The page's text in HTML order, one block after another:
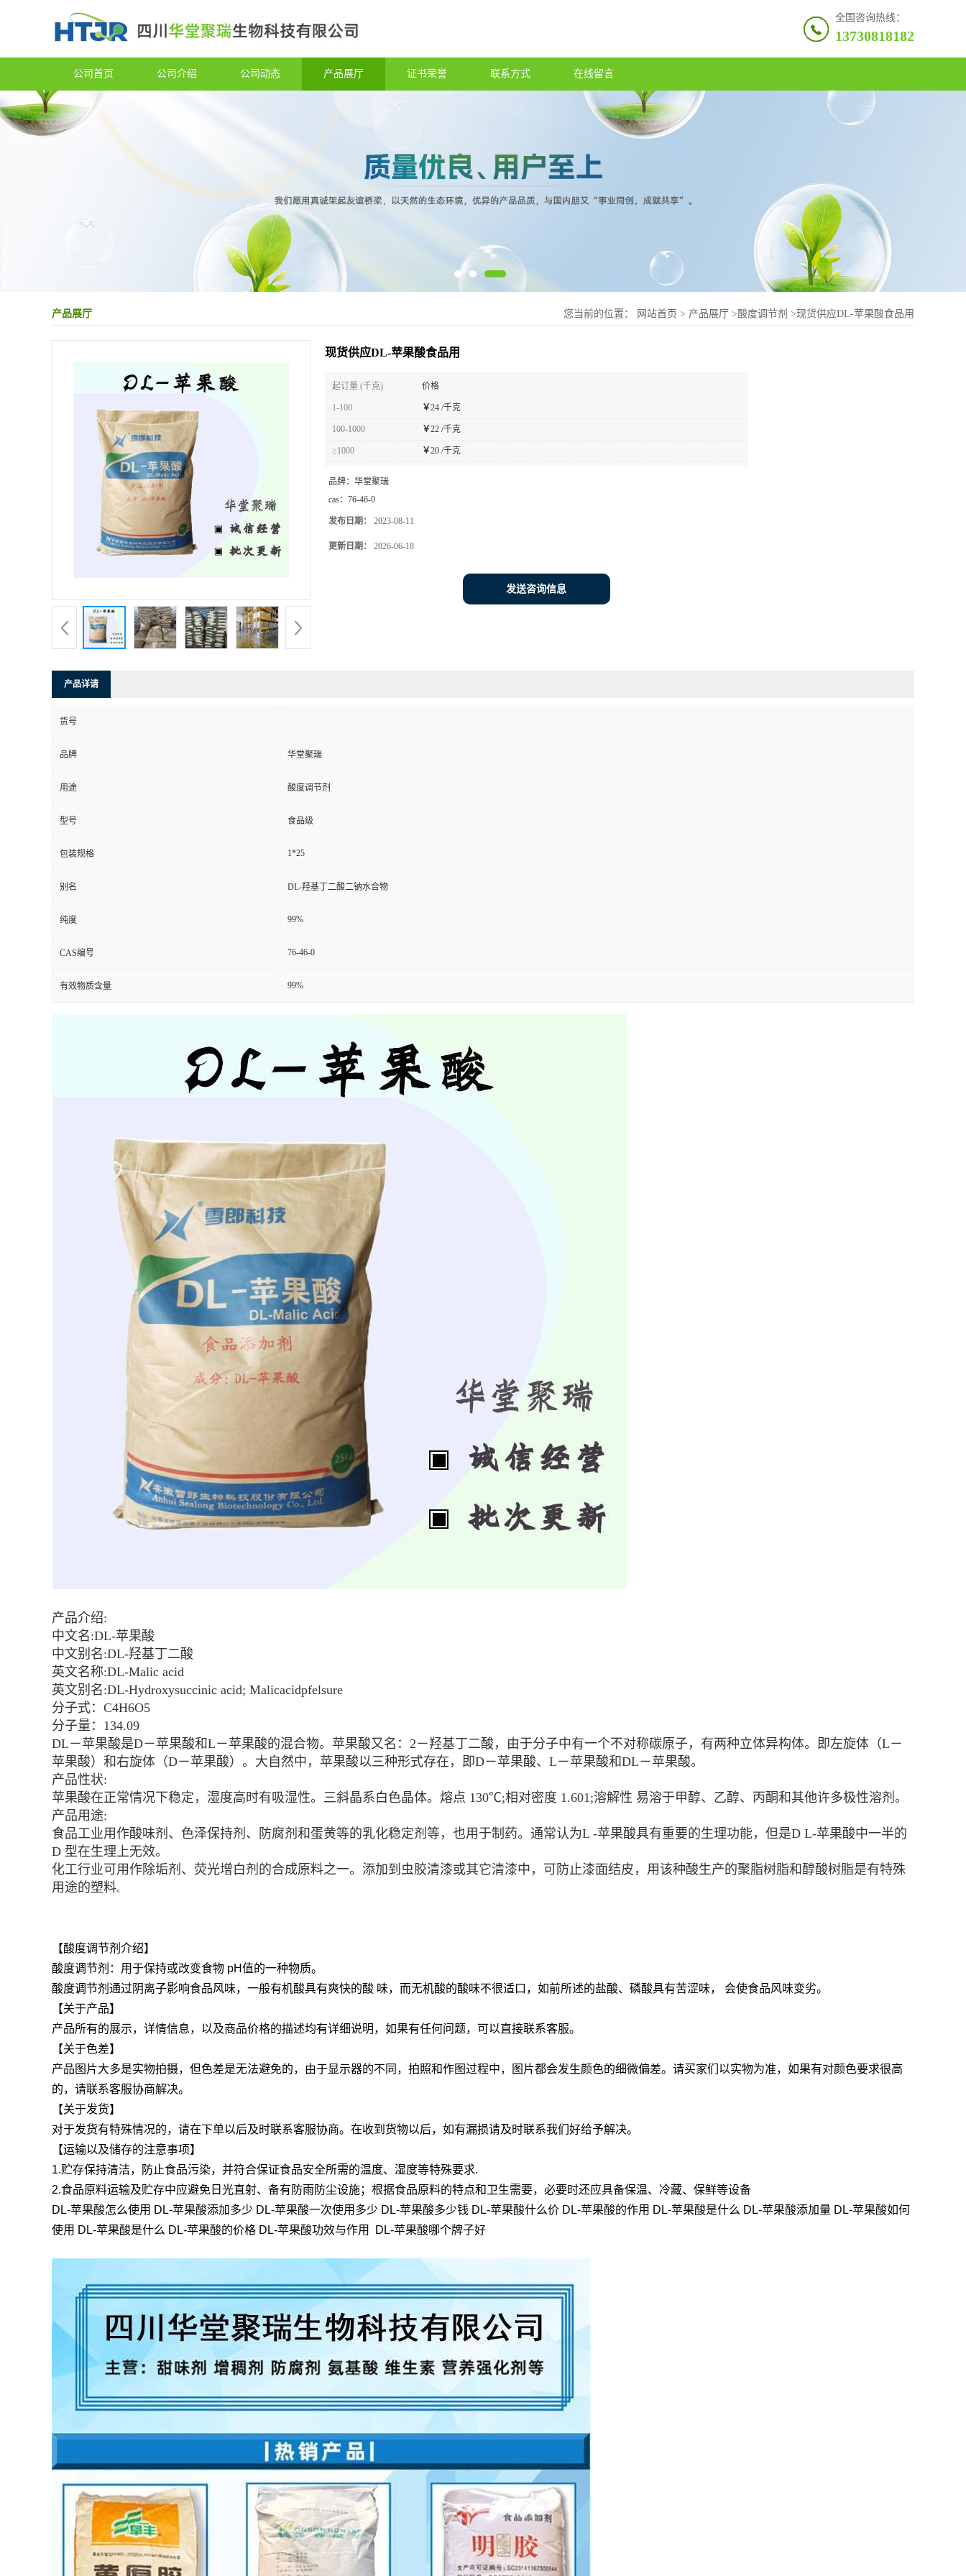
全国咨询热线：
13730818182
公司首页 公司介绍 公司动态 产品展厅 证书荣誉 联系方式 在线留言
产品展厅 您当前的位置： 网站首页 > 产品展厅 >酸度调节剂 >现货供应DL-苹果酸食品用
现货供应DL-苹果酸食品用
起订量 (千克) 价格
1-100 ￥24 /千克
100-1000 ￥22 /千克
≥1000 ￥20 /千克
品牌： 华堂聚瑞
cas： 76-46-0
发布日期： 2023-08-11
更新日期： 2026-06-18
发送咨询信息
产品详请
货号
品牌 华堂聚瑞
用途 酸度调节剂
型号 食品级
包装规格 1*25
别名 DL-羟基丁二酸二钠水合物
纯度 99%
CAS编号 76-46-0
有效物质含量 99%
产品介绍:
中文名:DL-苹果酸
中文别名:DL-羟基丁二酸
英文名称:DL-Malic acid
英文别名:DL-Hydroxysuccinic acid; Malicacidpfelsure
分子式：C4H6O5
分子量：134.09
DL－苹果酸是D－苹果酸和L－苹果酸的混合物。苹果酸又名：2－羟基丁二酸，由于分子中有一个不对称碳原子，有两种立体异构体。即左旋体（L－
苹果酸）和右旋体（D－苹果酸）。大自然中，苹果酸以三种形式存在，即D－苹果酸、L－苹果酸和DL－苹果酸。
产品性状:
苹果酸在正常情况下稳定，湿度高时有吸湿性。三斜晶系白色晶体。熔点 130℃;相对密度 1.601;溶解性 易溶于甲醇、乙醇、丙酮和其他许多极性溶剂。
产品用途:
食品工业用作酸味剂、色泽保持剂、防腐剂和蛋黄等的乳化稳定剂等，也用于制药。通常认为L -苹果酸具有重要的生理功能，但是D L-苹果酸中一半的
D 型在生理上无效。
化工行业可用作除垢剂、荧光增白剂的合成原料之一。添加到虫胶清漆或其它清漆中，可防止漆面结皮，用该种酸生产的聚脂树脂和醇酸树脂是有特殊
用途的塑料。
【酸度调节剂介绍】
酸度调节剂：用于保持或改变食物 pH值的一种物质。
酸度调节剂通过阴离子影响食品风味，一般有机酸具有爽快的酸 味，而无机酸的酸味不很适口，如前所述的盐酸、磷酸具有苦涩味， 会使食品风味变劣。
【关于产品】
产品所有的展示，详情信息，以及商品价格的描述均有详细说明，如果有任何问题，可以直接联系客服。
【关于色差】
产品图片大多是实物拍摄，但色差是无法避免的，由于显示器的不同，拍照和作图过程中，图片都会发生颜色的细微偏差。请买家们以实物为准，如果有对颜色要求很高
的，请联系客服协商解决。
【关于发货】
对于发货有特殊情况的，请在下单以后及时联系客服协商。在收到货物以后，如有漏损请及时联系我们好给予解决。
【运输以及储存的注意事项】
1.贮存保持清洁，防止食品污染，并符合保证食品安全所需的温度、湿度等特殊要求.
2.食品原料运输及贮存中应避免日光直射、备有防雨防尘设施；根据食品原料的特点和卫生需要，必要时还应具备保温、冷藏、保鲜等设备
DL-苹果酸怎么使用 DL-苹果酸添加多少 DL-苹果酸一次使用多少 DL-苹果酸多少钱 DL-苹果酸什么价 DL-苹果酸的作用 DL-苹果酸是什么 DL-苹果酸添加量 DL-苹果酸如何
使用 DL-苹果酸是什么 DL-苹果酸的价格 DL-苹果酸功效与作用 DL-苹果酸哪个牌子好